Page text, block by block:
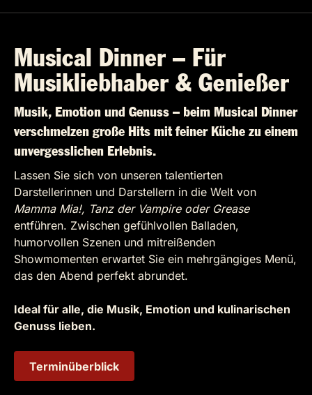
Musical Dinner – Für
Musikliebhaber & Genießer
Musik, Emotion und Genuss – beim Musical Dinner
verschmelzen große Hits mit feiner Küche zu einem
unvergesslichen Erlebnis.
Lassen Sie sich von unseren talentierten
Darstellerinnen und Darstellern in die Welt von
Mamma Mia!, Tanz der Vampire oder Grease
entführen. Zwischen gefühlvollen Balladen,
humorvollen Szenen und mitreißenden
Showmomenten erwartet Sie ein mehrgängiges Menü,
das den Abend perfekt abrundet.
Ideal für alle, die Musik, Emotion und kulinarischen
Genuss lieben.
Terminüberblick